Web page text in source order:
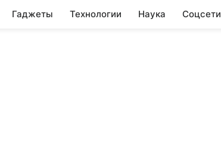
Гаджеты Технологии Наука Соцсети